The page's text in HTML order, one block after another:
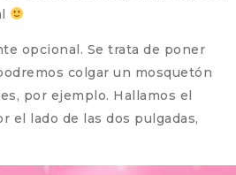
opcional. Se trata de poner
colgar un mosquetón
por ejemplo. Hallamos el
el lado de las dos pulgadas,